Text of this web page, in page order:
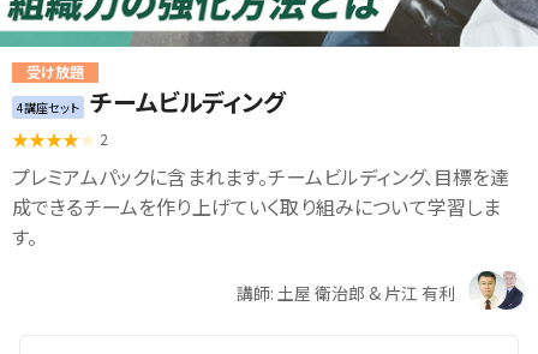
受け放題
4講座セット チームビルディング
2
プレミアムパックに含まれます。チームビルディング、目標を達
成できるチームを作り上げていく取り組みについて学習しま
す。
講師: 土屋 衛治郎 & 片江 有利